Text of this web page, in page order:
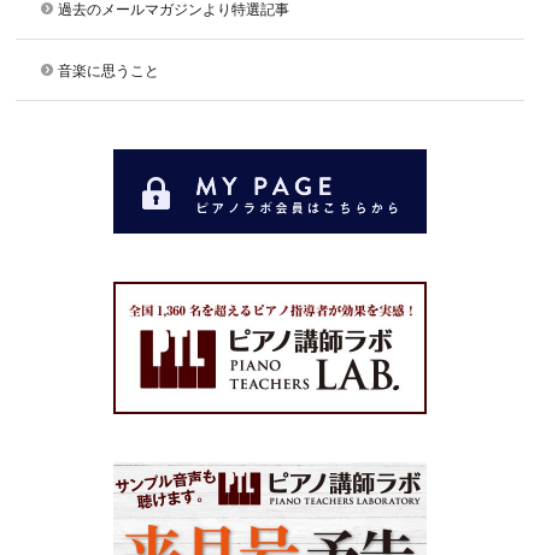
過去のメールマガジンより特選記事
音楽に思うこと